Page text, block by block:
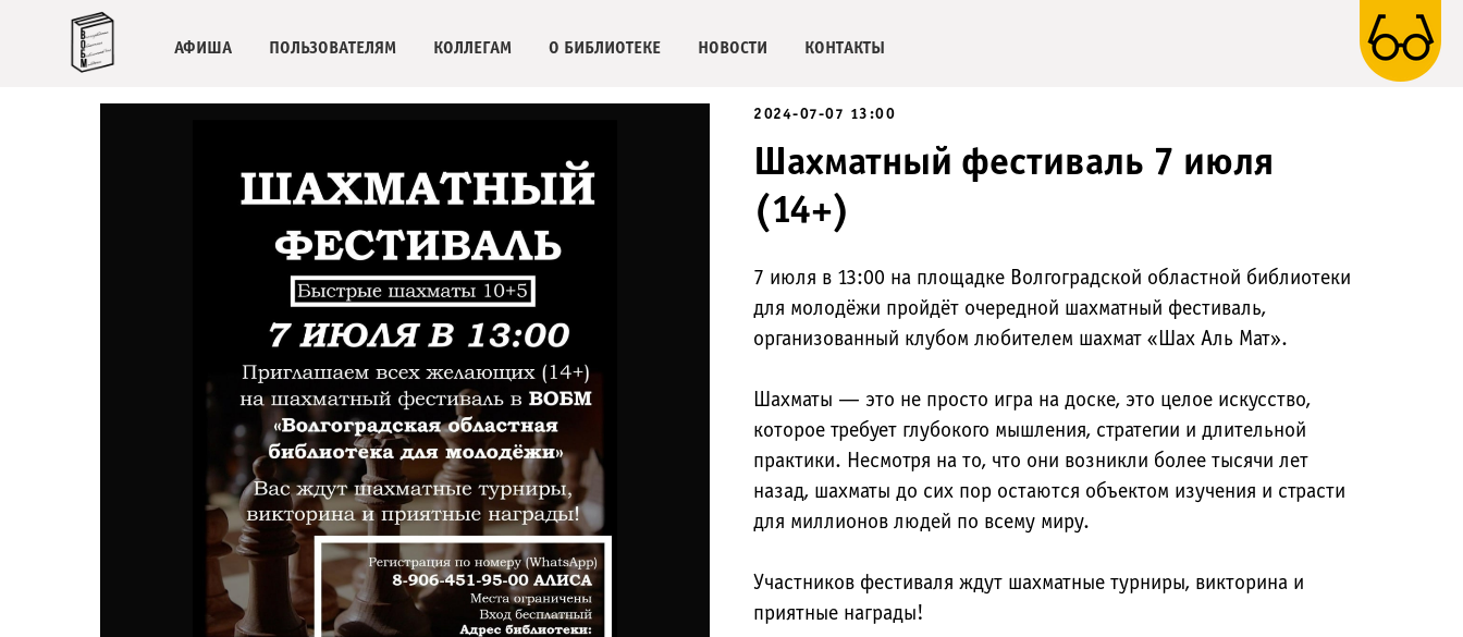
АФИША ПОЛЬЗОВАТЕЛЯМ КОЛЛЕГАМ О БИБЛИОТЕКЕ НОВОСТИ КОНТАКТЫ
2024-07-07 13:00
Шахматный фестиваль 7 июля
(14+)
7 июля в 13:00 на площадке Волгоградской областной библиотеки
для молодёжи пройдёт очередной шахматный фестиваль,
организованный клубом любителем шахмат «Шах Аль Мат».
Шахматы — это не просто игра на доске, это целое искусство,
которое требует глубокого мышления, стратегии и длительной
практики. Несмотря на то, что они возникли более тысячи лет
назад, шахматы до сих пор остаются объектом изучения и страсти
для миллионов людей по всему миру.
Участников фестиваля ждут шахматные турниры, викторина и
приятные награды!